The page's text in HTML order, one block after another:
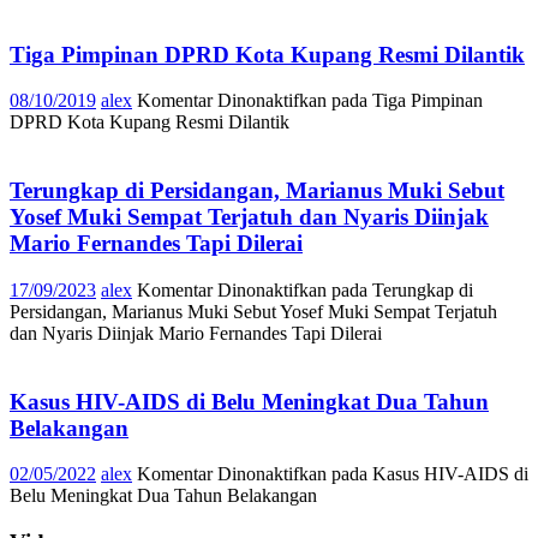
Tiga Pimpinan DPRD Kota Kupang Resmi Dilantik
08/10/2019 alex Komentar Dinonaktifkan pada Tiga Pimpinan
DPRD Kota Kupang Resmi Dilantik
Terungkap di Persidangan, Marianus Muki Sebut
Yosef Muki Sempat Terjatuh dan Nyaris Diinjak
Mario Fernandes Tapi Dilerai
17/09/2023 alex Komentar Dinonaktifkan pada Terungkap di
Persidangan, Marianus Muki Sebut Yosef Muki Sempat Terjatuh
dan Nyaris Diinjak Mario Fernandes Tapi Dilerai
Kasus HIV-AIDS di Belu Meningkat Dua Tahun
Belakangan
02/05/2022 alex Komentar Dinonaktifkan pada Kasus HIV-AIDS di
Belu Meningkat Dua Tahun Belakangan